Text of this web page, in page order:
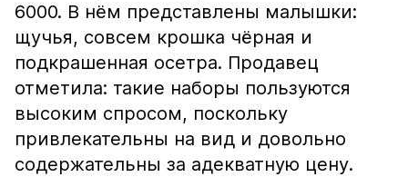
6000. В нём представлены малышки:
щучья, совсем крошка чёрная и
подкрашенная осетра. Продавец
отметила: такие наборы пользуются
высоким спросом, поскольку
привлекательны на вид и довольно
содержательны за адекватную цену.